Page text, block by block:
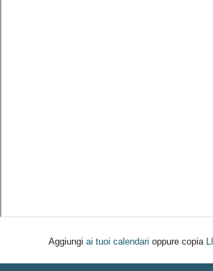
Aggiungi ai tuoi calendari oppure copia